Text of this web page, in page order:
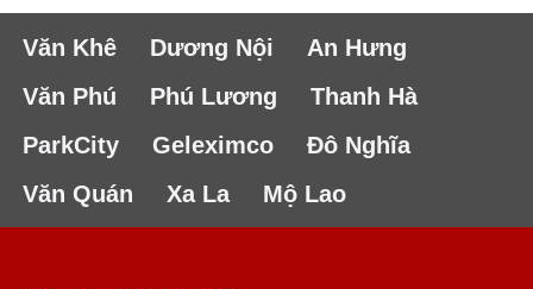
Văn Khê Dương Nội
An Hưng
Văn Phú
Phú Lương
Thanh Hà
ParkCity
Geleximco
Đô Nghĩa
Văn Quán
Xa La Mộ Lao